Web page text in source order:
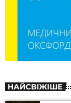
НАЙСВІЖІШЕ